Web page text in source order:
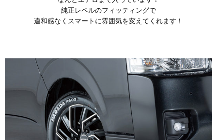
純正レベルのフィッティングで
違和感なくスマートに雰囲気を変えてくれます！